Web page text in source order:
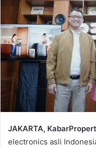
JAKARTA,
electronics asli